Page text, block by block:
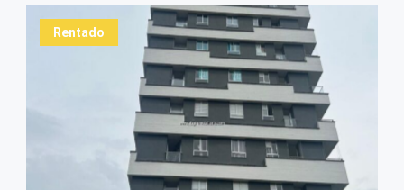
Visitantes · Piscina · Piscina Infantil · […]
Rentado